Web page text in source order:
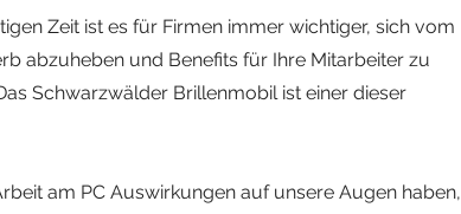
Zeit ist es für Firmen immer wichtiger, sich vom
abzuheben und Benefits für Ihre Mitarbeiter zu
Schwarzwälder Brillenmobil ist einer dieser
am PC Auswirkungen auf unsere Augen haben,